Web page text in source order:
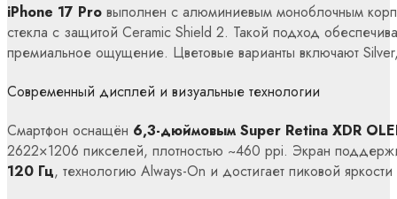
iPhone 17 Pro выполнен с алюминиевым моноблочным
стекла с защитой Ceramic Shield 2. Такой подход
премиальное ощущение. Цветовые варианты включают
Современный дисплей и визуальные технологии
Смартфон оснащён 6,3-дюймовым Super Retina XDR
2622×1206 пикселей, плотностью ~460 ppi. Экран
120 Гц, технологию Always-On и достигает пиковой